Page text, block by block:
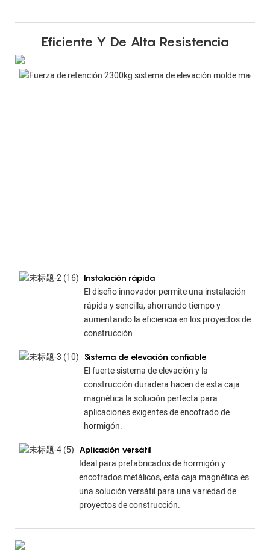
Eficiente Y De Alta Resistencia
Instalación rápida
El diseño innovador permite una instalación
rápida y sencilla, ahorrando tiempo y
aumentando la eficiencia en los proyectos de
construcción.
Sistema de elevación confiable
El fuerte sistema de elevación y la
construcción duradera hacen de esta caja
magnética la solución perfecta para
aplicaciones exigentes de encofrado de
hormigón.
Aplicación versátil
Ideal para prefabricados de hormigón y
encofrados metálicos, esta caja magnética es
una solución versátil para una variedad de
proyectos de construcción.